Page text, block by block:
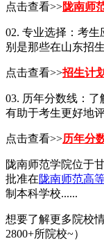
点击查看>>陇南师
02. 专业选择：考
别是那些在山东招
点击查看>>招生计划
03. 历年分数线：了
有助于考生更好地
点击查看>>历年分
陇南师范学院位于
批准在陇南师范高
制本科学校......
想要了解更多院校
2800+所院校~）